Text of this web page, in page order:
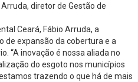
diretor de Gestão de
Ceará, Fábio Arruda, a
de expansão da cobertura e a
“A inovação é nossa aliada no
do esgoto nos municípios
trazendo o que há de mais